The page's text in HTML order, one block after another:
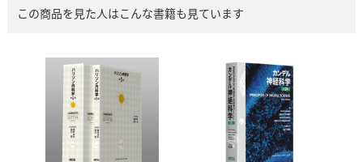
この商品を見た人はこんな書籍も見ています